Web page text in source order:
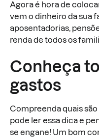
Agora é hora de
vem o dinheiro da sua
aposentadorias,
renda de todos os
Conheça
gastos
Compreenda quais
pode ler essa dica e
se engane! Um bom